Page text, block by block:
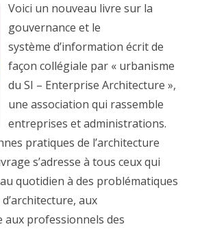
et
gouvernance
–
Bonnes
pratiques
de
l’architecture
d’entreprise
Voici un nouveau livre sur la
gouvernance et le
système d’information écrit de
façon collégiale par « urbanisme
du SI – Enterprise Architecture »,
une association qui rassemble
entreprises et administrations.
pratiques de l’architecture
s’adresse à tous ceux qui
quotidien à des problématiques
aux
aux professionnels des